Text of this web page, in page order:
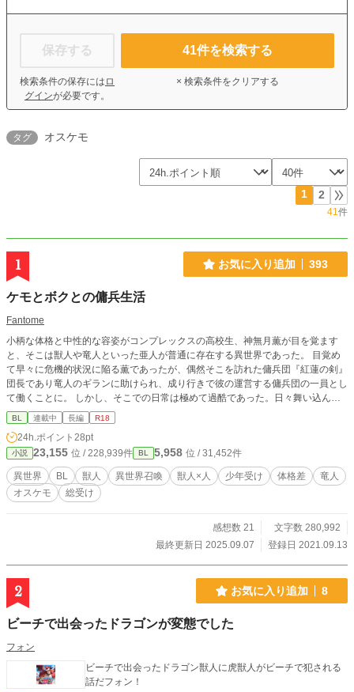
保存する
検索条件の保存には ロ
グインが必要です。
41件を検索する
× 検索条件をクリアする
タグ オスケモ
1 2
41件
1 お気に入り追加 393
ケモとボクとの傭兵生活
Fantome
小柄な体格と中性的な容姿がコンプレックスの高校生、神無月薫が目を覚ます
と、そこは獣人や竜人といった亜人が普通に存在する異世界であった。 目覚め
て早々に危機的状況に陥る薫であったが、偶然そこを訪れた傭兵団『紅蓮の剣』
団長であり竜人のギランに助けられ、成り行きで彼の運営する傭兵団の一員とし
て働くことに。 しかし、そこでの日常は極めて過酷であった。日々舞い込んで
くる危険な依頼に、ライバル傭兵団との確執。薫の求めていた非日常を遥かに上
回る出来事が怒濤のように彼を襲う。 果たして、薫は元の世界へと帰還するこ
とが出来るのか。そして、薫を召喚した者の意図とはーーー 人間の女の子には
モテないけれど、イロイロと大きな獣人さん達には大人気な主人公が送る異世界
転移ファンタジー、開幕。 ※二メートルを越える体の大きい様々な亜人さんに
女の子顔した小柄な人間の少年が物語の中で徹底的に足腰立たなくなるまでヤら
れちゃう内容となっておりますので、苦手な方は御注意。 ちなみに本作に登場
BL 連載中 長編 R18
24h.ポイント 28pt
小説 23,155 位 / 228,939件 BL 5,958 位 / 31,452件
異世界 BL 獣人 異世界召喚 獣人×人 少年受け 体格差
竜人
オスケモ
総受け
感想数 21
文字数 280,992
最終更新日 2025.09.07
登録日 2021.09.13
2 お気に入り追加 8
ビーチで出会ったドラゴンが変態でした
フォン
ビーチで出会ったドラゴン獣人に虎獣人がビーチで犯される
話だフォン！